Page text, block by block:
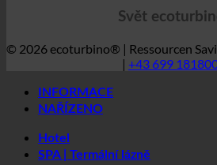
Kempy
Lékařské stránky
Domovy důchodců
Sportovní centrum
Společnosti
Studentské koleje